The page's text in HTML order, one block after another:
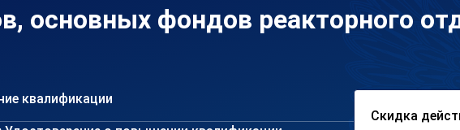
основных фондов реакторного
квалификации
Скидка